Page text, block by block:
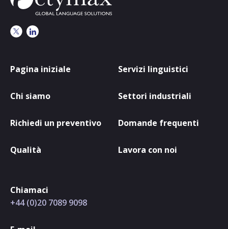
Pagina iniziale
Chi siamo
Richiedi un preventivo
Qualità
Servizi linguistici
Settori industriali
Domande frequenti
Lavora con noi
Chiamaci
+44 (0)20 7089 9098